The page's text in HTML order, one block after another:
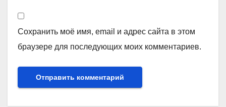
Сохранить моё имя, email и адрес сайта в этом
браузере для последующих моих комментариев.